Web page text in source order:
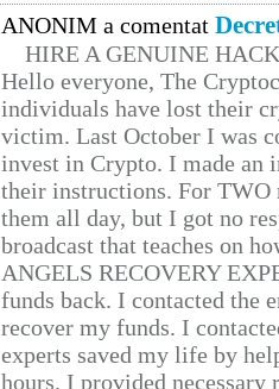
ANONIM a comentat
HIRE A GENUINE
Hello everyone, The
individuals have lost their
victim. Last October I was
invest in Crypto. I made
their instructions. For TWO
them all day, but I got no
broadcast that teaches on
ANGELS RECOVERY
funds back. I contacted the
recover my funds. I
experts saved my life by
hours. I provided